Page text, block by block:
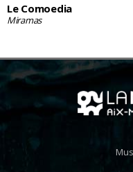
Le Comoedia
Miramas